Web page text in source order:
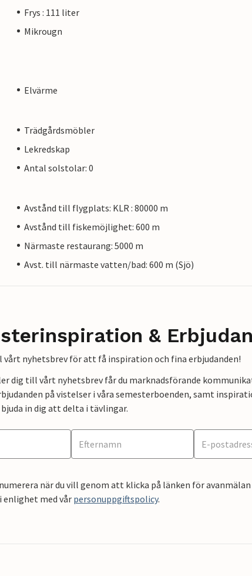
Frys : 111 liter
Mikrougn
Elvärme
Trädgårdsmöbler
Lekredskap
Antal solstolar: 0
Avstånd till flygplats: KLR : 80000 m
Avstånd till fiskemöjlighet: 600 m
Närmaste restaurang: 5000 m
Avst. till närmaste vatten/bad: 600 m (Sjö)
&
nyhetsbrev för att få inspiration och fina erbjudanden!
dig till vårt nyhetsbrev får du marknadsförande
på vistelser i våra semesterboenden, samt
in dig att delta i tävlingar.
när du vill genom att klicka på länken för
med vårpersonuppgiftspolicy.